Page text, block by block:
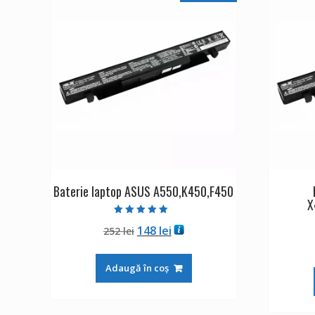
Baterie laptop ASUS A550,K450,F450
4.50
din 5
252lei Prețul
a
fost:
148 leiPrețul
este:
148 lei.
Adaugă în coș